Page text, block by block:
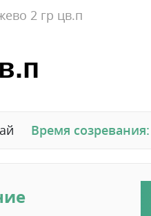
2 гр цв.п
Время созревания: